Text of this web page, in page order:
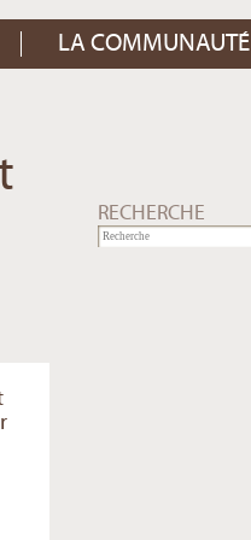
LA COMMUNAUTÉ
RECHERCHE